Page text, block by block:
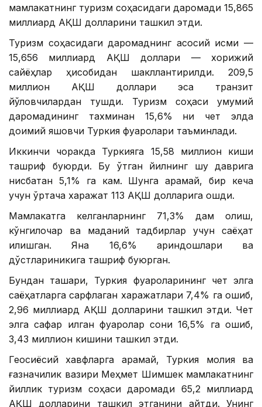
мамлакатнинг туризм соҳасидаги даромади 15,865
миллиард АҚШ долларини ташкил этди.
Туризм соҳасидаги даромаднинг асосий қисми —
15,656 миллиард АҚШ доллари — хорижий
сайёҳлар ҳисобидан шакллантирилди. 209,5
миллион АҚШ доллари эса транзит
йўловчилардан тушди. Туризм соҳаси умумий
даромадининг тахминан 15,6% ни чет элда
доимий яшовчи Туркия фуқаролари таъминлади.
Иккинчи чоракда Туркияга 15,58 миллион киши
ташриф буюрди. Бу ўтган йилнинг шу даврига
нисбатан 5,1% га кам. Шунга қарамай, бир кеча
учун ўртача харажат 113 АҚШ долларига ошди.
Мамлакатга келганларнинг 71,3% дам олиш,
кўнгилочар ва маданий тадбирлар учун саёҳат
қилишган. Яна 16,6% қариндошлари ва
дўстлариникига ташриф буюрган.
Бундан ташқари, Туркия фуқароларининг чет элга
саёҳатларга сарфлаган харажатлари 7,4% га ошиб,
2,96 миллиард АҚШ долларини ташкил этди. Чет
элга сафар қилган фуқаролар сони 16,5% га ошиб,
3,43 миллион кишини ташкил этди.
Геосиёсий хавфларга қарамай, Туркия молия ва
ғазначилик вазири Меҳмет Шимшек мамлакатнинг
йиллик туризм соҳаси даромади 65,2 миллиард
АҚШ долларини ташкил этганини айтди. Унинг